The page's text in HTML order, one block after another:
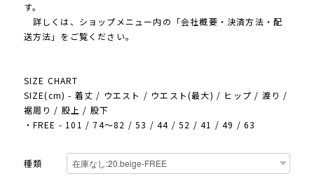
す。
詳しくは、ショップメニュー内の「会社概要・決済方法・配
送方法」をご覧ください。
SIZE CHART
SIZE(cm) - 着丈 / ウエスト / ウエスト(最大) / ヒップ / 渡り /
裾周り / 股上 / 股下
・FREE - 101 / 74～82 / 53 / 44 / 52 / 41 / 49 / 63
種類